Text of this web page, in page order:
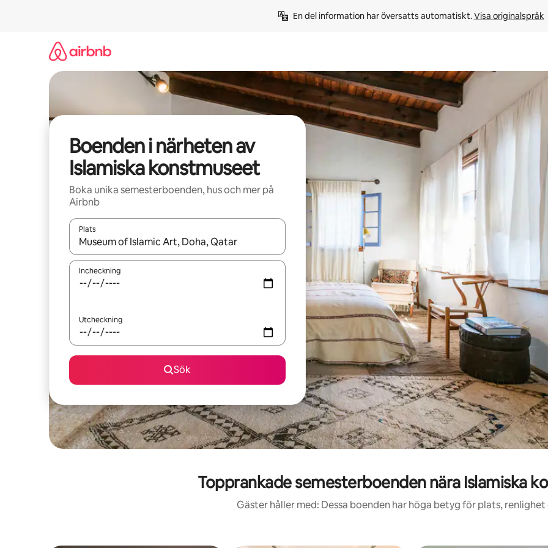
En del information har översatts automatiskt. Visa originalspråk
Boenden i närheten av
Islamiska konstmuseet
Boka unika semesterboenden, hus och mer på
Airbnb
Plats
När resultaten är tillgängliga kan du navigera med upp- och nedåtpilarna eller utforska genom att trycka eller svepa.
Incheckning
Utcheckning
Sök
Topprankade semesterboenden nära Islamiska
Gäster håller med: Dessa boenden har höga betyg för plats, renlighet